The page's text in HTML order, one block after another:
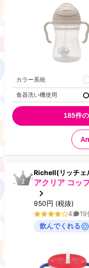
カラー系統
食器洗い機使用
185件
Richell(リッチェ
アクリア コッ
950円 (税抜)
4 19
飲んでくれる